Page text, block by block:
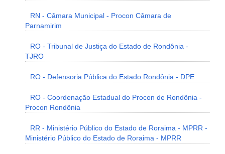
RN - Câmara Municipal - Procon Câmara de
Parnamirim
RO - Tribunal de Justiça do Estado de Rondônia -
TJRO
RO - Defensoria Pública do Estado Rondônia - DPE
RO - Coordenação Estadual do Procon de Rondônia -
Procon Rondônia
RR - Ministério Público do Estado de Roraima - MPRR -
Ministério Público do Estado de Roraima - MPRR